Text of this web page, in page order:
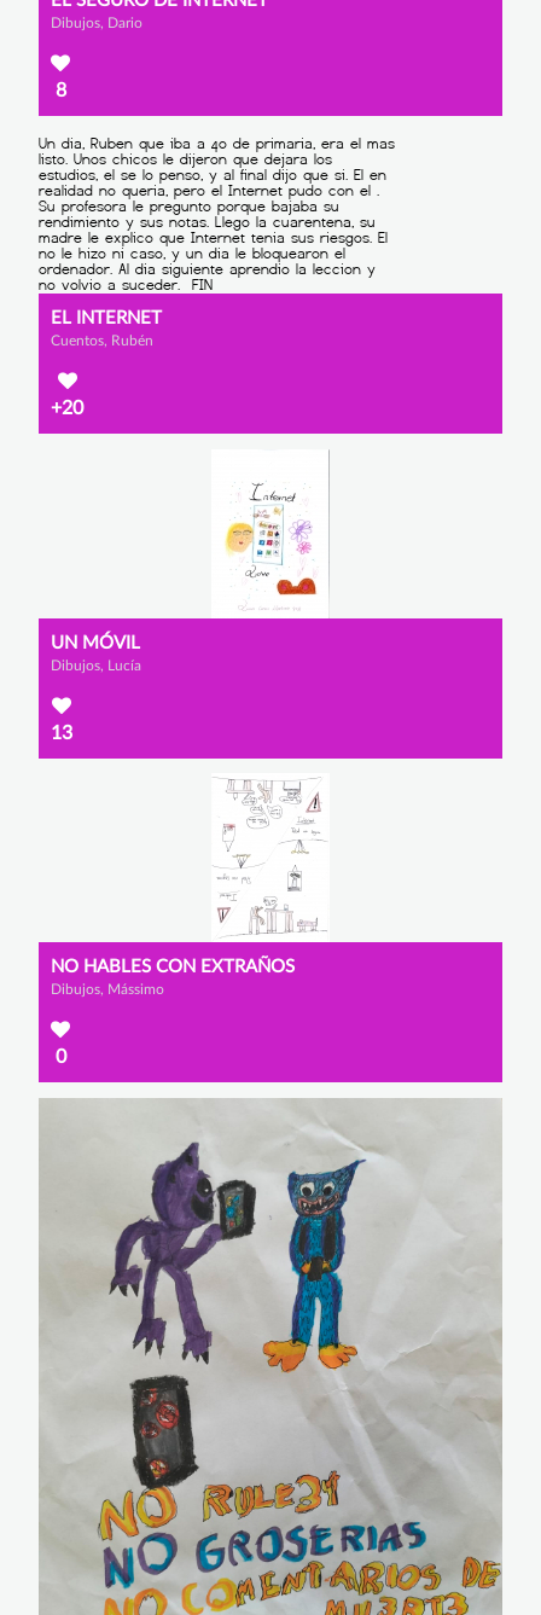
Dibujos, Dario
8
EL INTERNET
Cuentos, Rubén
+20
UN MÓVIL
Dibujos, Lucía
13
NO HABLES CON EXTRAÑOS
Dibujos, Mássimo
0